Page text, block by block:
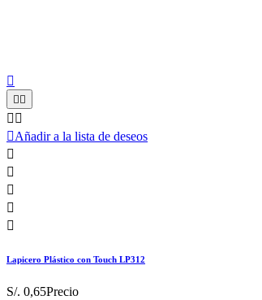

 
 
Añadir a la lista de deseos





Lapicero Plástico con Touch LP312
S/. 0,65Precio